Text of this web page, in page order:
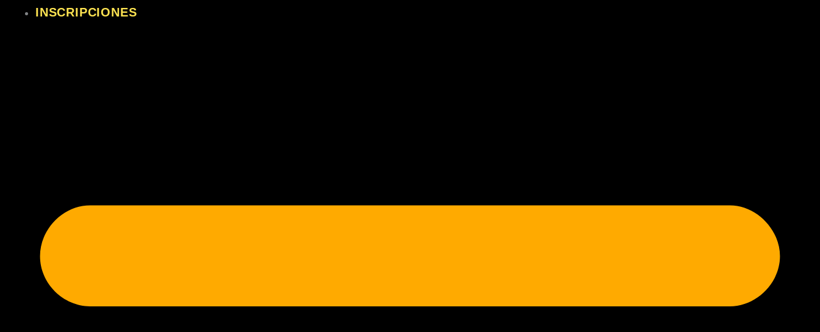
INSCRIPCIONES